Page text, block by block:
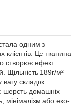
одним з
клієнтів. Це тканина
створює ефект
Щільність 189г/м²
складок.
шерсть домашніх
мінімалізм або еко-